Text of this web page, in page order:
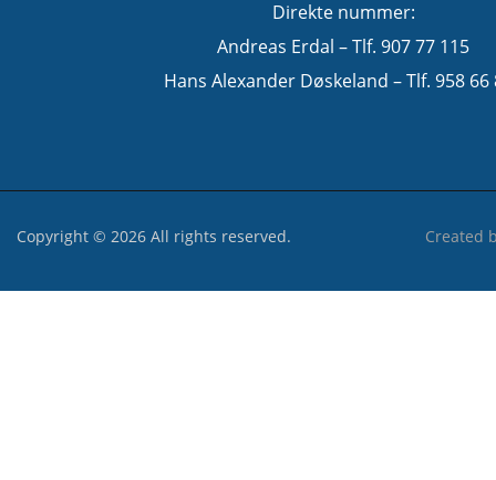
Direkte nummer:
Andreas Erdal – Tlf. 907 77 115
Hans Alexander Døskeland – Tlf. 958 66
Copyright © 2026 All rights reserved. Created